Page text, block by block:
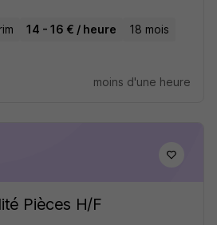
14 - 16 € / heure 18 mois
moins d'une heure
Pièces H/F